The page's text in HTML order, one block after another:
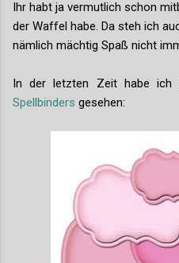
Ihr habt ja vermutlich schon
der Waffel habe. Da steh ich
nämlich mächtig Spaß nicht
In der letzten Zeit habe ich
Spellbinders gesehen: